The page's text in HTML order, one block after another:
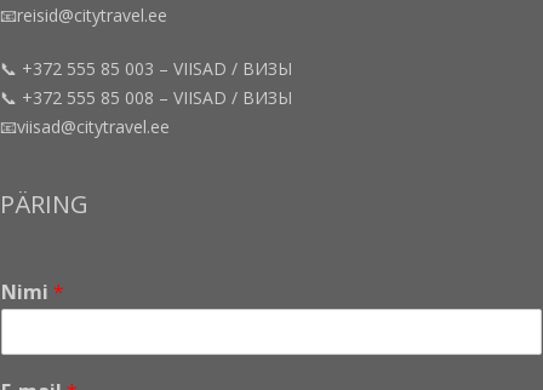
📧reisid@citytravel.ee
📞 +372 555 85 003 – VIISAD / ВИЗЫ
📞 +372 555 85 008 – VIISAD / ВИЗЫ
📧viisad@citytravel.ee
PÄRING
Nimi *